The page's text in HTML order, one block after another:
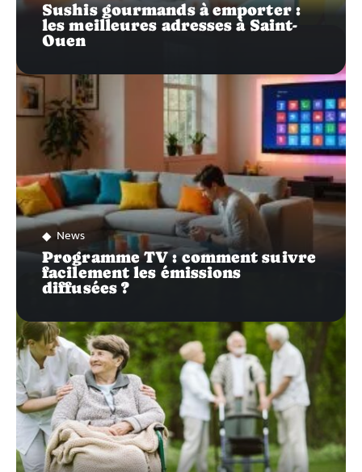
Sushis gourmands à emporter :
les meilleures adresses à Saint-
Ouen
News
Programme TV : comment suivre
facilement les émissions
diffusées ?